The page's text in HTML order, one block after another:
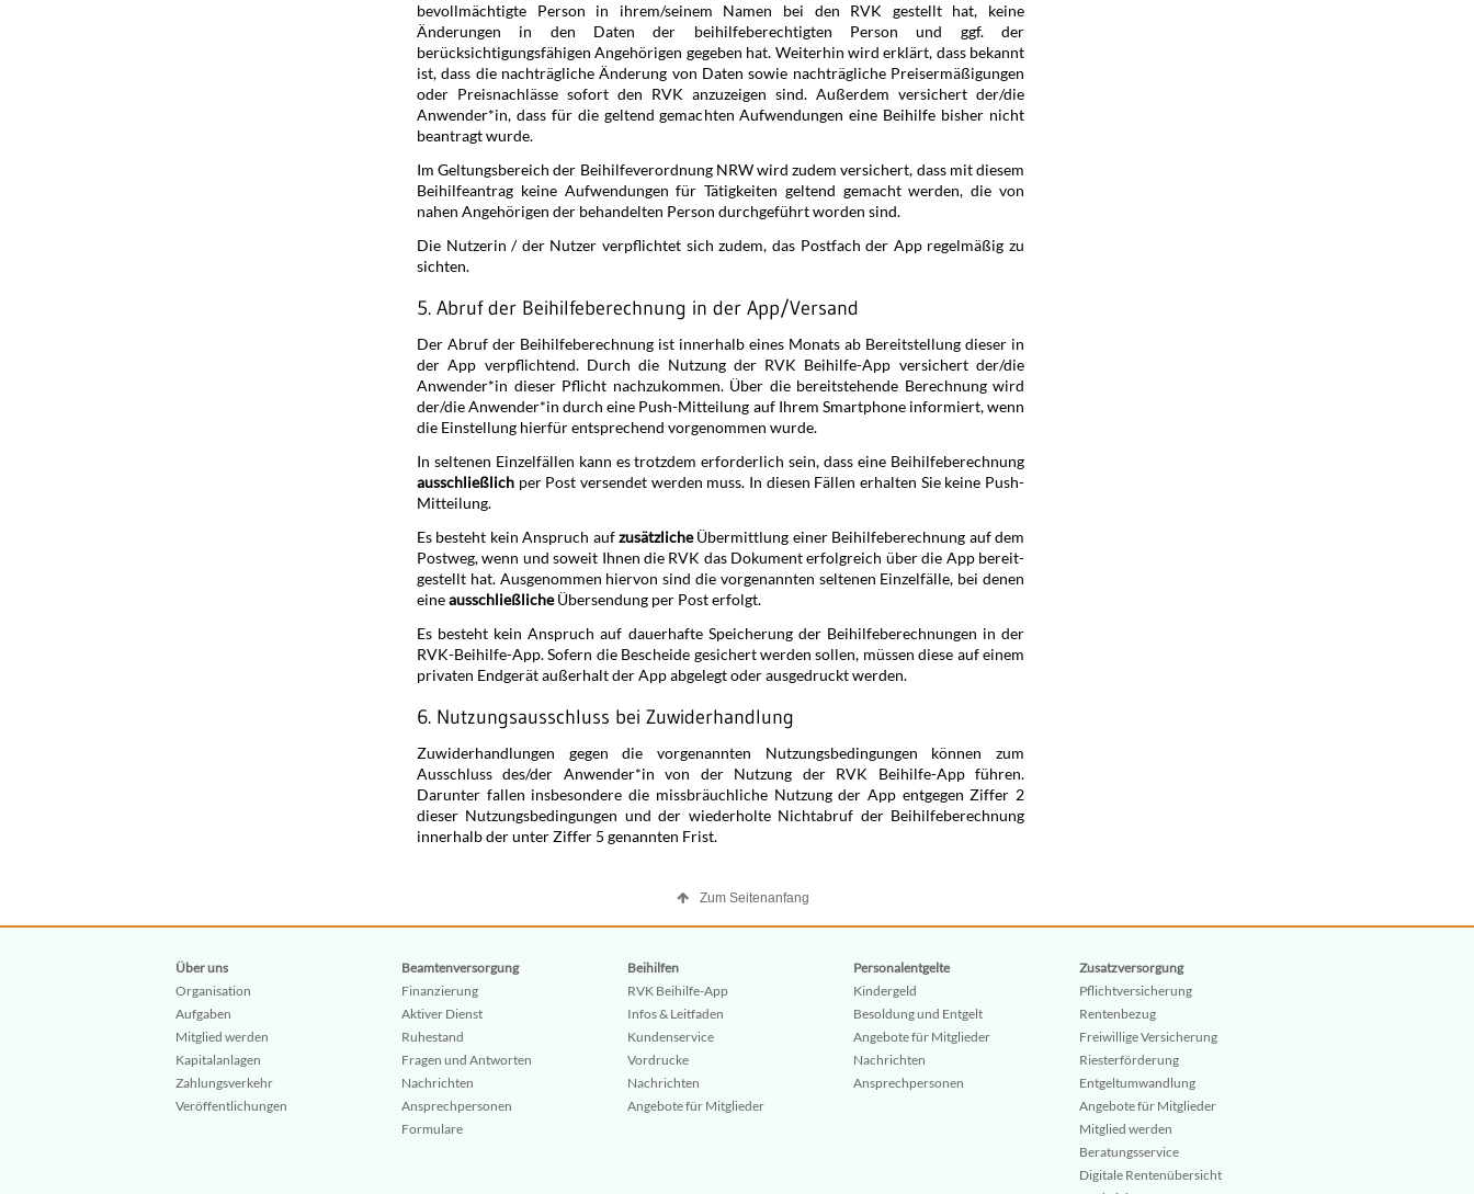
bevollmächtigte Person in ihrem/seinem Namen bei den RVK gestellt hat, keine
Änderungen in den Daten der beihilfeberechtigten Person und ggf. der
berücksichtigungsfähigen Angehörigen gegeben hat. Weiterhin wird erklärt, dass bekannt
ist, dass die nachträgliche Änderung von Daten sowie nachträgliche Preisermäßigungen
oder Preisnachlässe sofort den RVK anzuzeigen sind. Außerdem versichert der/die
Anwender*in, dass für die geltend gemachten Aufwendungen eine Beihilfe bisher nicht
beantragt wurde.
Im Geltungsbereich der Beihilfeverordnung NRW wird zudem versichert, dass mit diesem
Beihilfeantrag keine Aufwendungen für Tätigkeiten geltend gemacht werden, die von
nahen Angehörigen der behandelten Person durchgeführt worden sind.
Die Nutzerin / der Nutzer verpflichtet sich zudem, das Postfach der App regelmäßig zu
sichten.
5. Abruf der Beihilfeberechnung in der App/­Versand
Der Abruf der Beihilfeberechnung ist innerhalb eines Monats ab Bereitstellung dieser in
der App verpflichtend. Durch die Nutzung der RVK Beihilfe-App versichert der/die
Anwender*in dieser Pflicht nachzukommen. Über die bereitstehende Berechnung wird
der/die Anwender*in durch eine Push-Mitteilung auf Ihrem Smartphone informiert, wenn
die Einstellung hierfür entsprechend vorgenommen wurde.
In seltenen Einzelfällen kann es trotzdem erforderlich sein, dass eine Beihilfe­be­rechnung
ausschließlich per Post versendet werden muss. In diesen Fällen erhalten Sie keine Push-
Mitteilung.
Es besteht kein Anspruch aufzusätzlicheÜbermittlung einer Beihilfe­be­rechnung auf dem
Postweg, wenn und soweit Ihnen die RVK das Dokument erfolgreich über die App bereit­
gestellt hat. Ausgenommen hiervon sind die vorgenannten seltenen Einzelfälle, bei denen
eineausschließlicheÜbersendung per Post erfolgt.
Es besteht kein Anspruch auf dauerhafte Speicherung der Beihilfe­be­rechnungen in der
RVK-Beihilfe-App. Sofern die Bescheide gesichert werden sollen, müssen diese auf einem
privaten Endgerät außerhalt der App abgelegt oder ausgedruckt werden.
6. Nutzungsausschluss bei Zuwiderhandlung
Zuwiderhandlungen gegen die vorgenannten Nutzungsbedingungen können zum
Ausschluss des/der Anwender*in von der Nutzung der RVK Beihilfe-App führen.
Darunter fallen insbesondere die missbräuchliche Nutzung der App entgegen Ziffer 2
dieser Nutzungsbedingungen und der wiederholte Nichtabruf der Beihilfeberechnung
innerhalb der unter Ziffer 5 genannten Frist.
Zum Seitenanfang
Über uns
Organisation
Aufgaben
Mitglied werden
Kapitalanlagen
Zahlungsverkehr
Veröffentlichungen
Beamtenversorgung
Finanzierung
Aktiver Dienst
Ruhestand
Fragen und Antworten
Nachrichten
Ansprechpersonen
Formulare
Beihilfen
RVK Beihilfe-App
Infos & Leitfaden
Kundenservice
Vordrucke
Nachrichten
Angebote für Mitglieder
Personalentgelte
Kindergeld
Besoldung und Entgelt
Angebote für Mitglieder
Nachrichten
Ansprechpersonen
Zusatzversorgung
Pflichtversicherung
Rentenbezug
Freiwillige Versicherung
Riesterförderung
Entgeltumwandlung
Angebote für Mitglieder
Mitglied werden
Beratungsservice
Digitale Rentenübersicht